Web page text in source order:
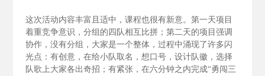
这次活动内容丰富且适中，课程也很有新意。第一天项目
着重竞争意识，分组的四队相互比拼；第二天的项目强调
协作，没有分组，大家是一个整体，过程中涌现了许多闪
光点：有创意，在给小队取名，想口号，设计队徽，选择
队歌上大家各出奇招；有紧张，在六分钟之内完成“勇闯三